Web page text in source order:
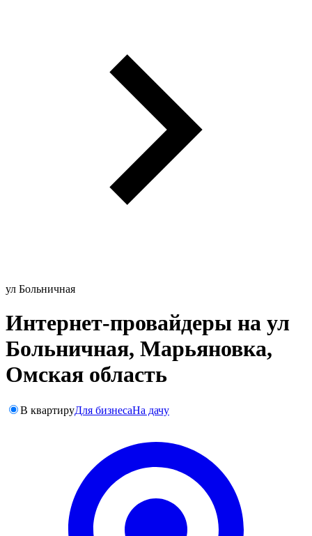
ул Больничная
Интернет-провайдеры на ул
Больничная, Марьяновка,
Омская область
В квартируДля бизнесаНа дачу